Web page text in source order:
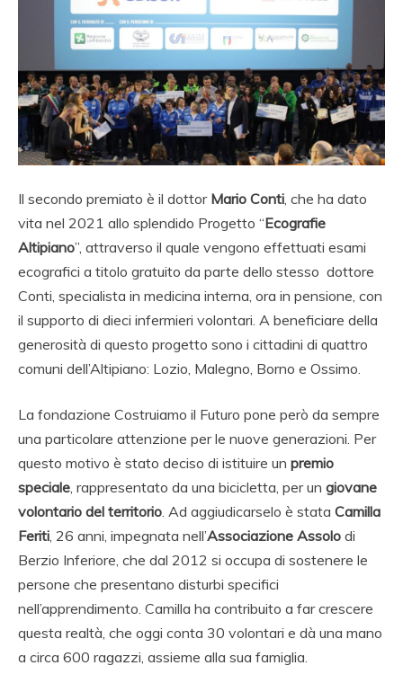
Il secondo premiato è il dottor Mario Conti , che ha dato
vita nel 2021 allo splendido Progetto “Ecografie
Altipiano”, attraverso il quale vengono effettuati esami
ecografici a titolo gratuito da parte dello stesso dottore
Conti, specialista in medicina interna, ora in pensione, con
il supporto di dieci infermieri volontari. A beneficiare della
generosità di questo progetto sono i cittadini di quattro
comuni dell’Altipiano: Lozio, Malegno, Borno e Ossimo.
La fondazione Costruiamo il Futuro pone però da sempre
una particolare attenzione per le nuove generazioni. Per
questo motivo è stato deciso di istituire un premio
speciale , rappresentato da una bicicletta, per un giovane
volontario del territorio . Ad aggiudicarselo è stata Camilla
Feriti , 26 anni, impegnata nell’Associazione Assolo di
Berzio Inferiore, che dal 2012 si occupa di sostenere le
persone che presentano disturbi specifici
nell’apprendimento. Camilla ha contribuito a far crescere
questa realtà, che oggi conta 30 volontari e dà una mano
a circa 600 ragazzi, assieme alla sua famiglia.